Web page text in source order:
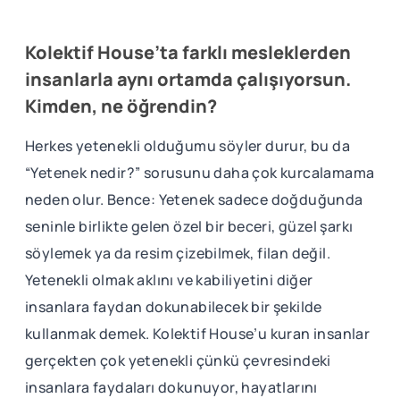
Kolektif House’ta farklı mesleklerden
insanlarla aynı ortamda çalışıyorsun.
Kimden, ne öğrendin?
Herkes yetenekli olduğumu söyler durur, bu da
“Yetenek nedir?” sorusunu daha çok kurcalamama
neden olur. Bence: Yetenek sadece doğduğunda
seninle birlikte gelen özel bir beceri, güzel şarkı
söylemek ya da resim çizebilmek, filan değil.
Yetenekli olmak aklını ve kabiliyetini diğer
insanlara faydan dokunabilecek bir şekilde
kullanmak demek. Kolektif House’u kuran insanlar
gerçekten çok yetenekli çünkü çevresindeki
insanlara faydaları dokunuyor, hayatlarını